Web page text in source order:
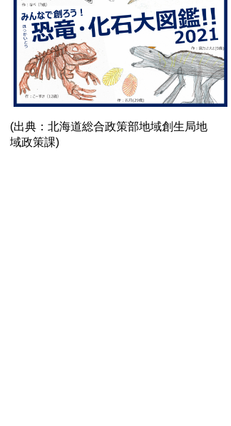
(出典：北海道総合政策部地域創生局地
域政策課)